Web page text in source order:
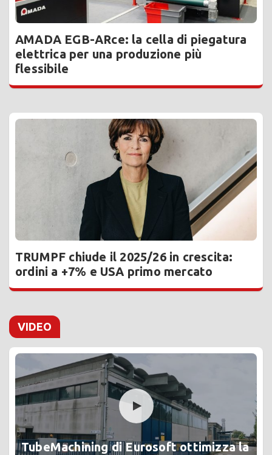
AMADA EGB-ARce: la cella di piegatura
elettrica per una produzione più
flessibile
TRUMPF chiude il 2025/26 in crescita:
ordini a +7% e USA primo mercato
VIDEO
TubeMachining di Eurosoft ottimizza la